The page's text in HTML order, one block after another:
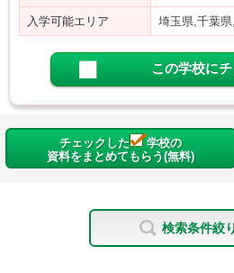
入学可能エリア 埼玉県,千葉
この学校に
チェックした
学校の
資料をまとめてもらう(無料)
検索条件絞